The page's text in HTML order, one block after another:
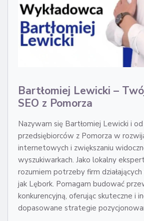
Bartłomiej Lewicki –
SEO z Pomorza
Nazywam się Bartłomiej Lewicki i
przedsiębiorców z Pomorza w
internetowych i zwiększaniu
wyszukiwarkach. Jako lokalny
rozumiem potrzeby firm
jak Lębork. Pomagam budować
konkurencyjną, oferując skuteczne i
dopasowane strategie